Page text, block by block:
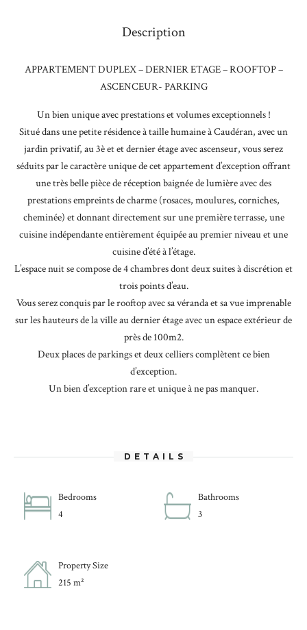
Description
APPARTEMENT DUPLEX – DERNIER ETAGE – ROOFTOP –
ASCENCEUR- PARKING
Un bien unique avec prestations et volumes exceptionnels !
Situé dans une petite résidence à taille humaine à Caudéran, avec un
jardin privatif, au 3è et et dernier étage avec ascenseur, vous serez
séduits par le caractère unique de cet appartement d’exception offrant
une très belle pièce de réception baignée de lumière avec des
prestations empreints de charme (rosaces, moulures, corniches,
cheminée) et donnant directement sur une première terrasse, une
cuisine indépendante entièrement équipée au premier niveau et une
cuisine d’été à l’étage.
L’espace nuit se compose de 4 chambres dont deux suites à discrétion et
trois points d’eau.
Vous serez conquis par le rooftop avec sa véranda et sa vue imprenable
sur les hauteurs de la ville au dernier étage avec un espace extérieur de
près de 100m2.
Deux places de parkings et deux celliers complètent ce bien
d’exception.
Un bien d’exception rare et unique à ne pas manquer.
DETAILS
Bedrooms
4
Bathrooms
3
Property Size
215 m²